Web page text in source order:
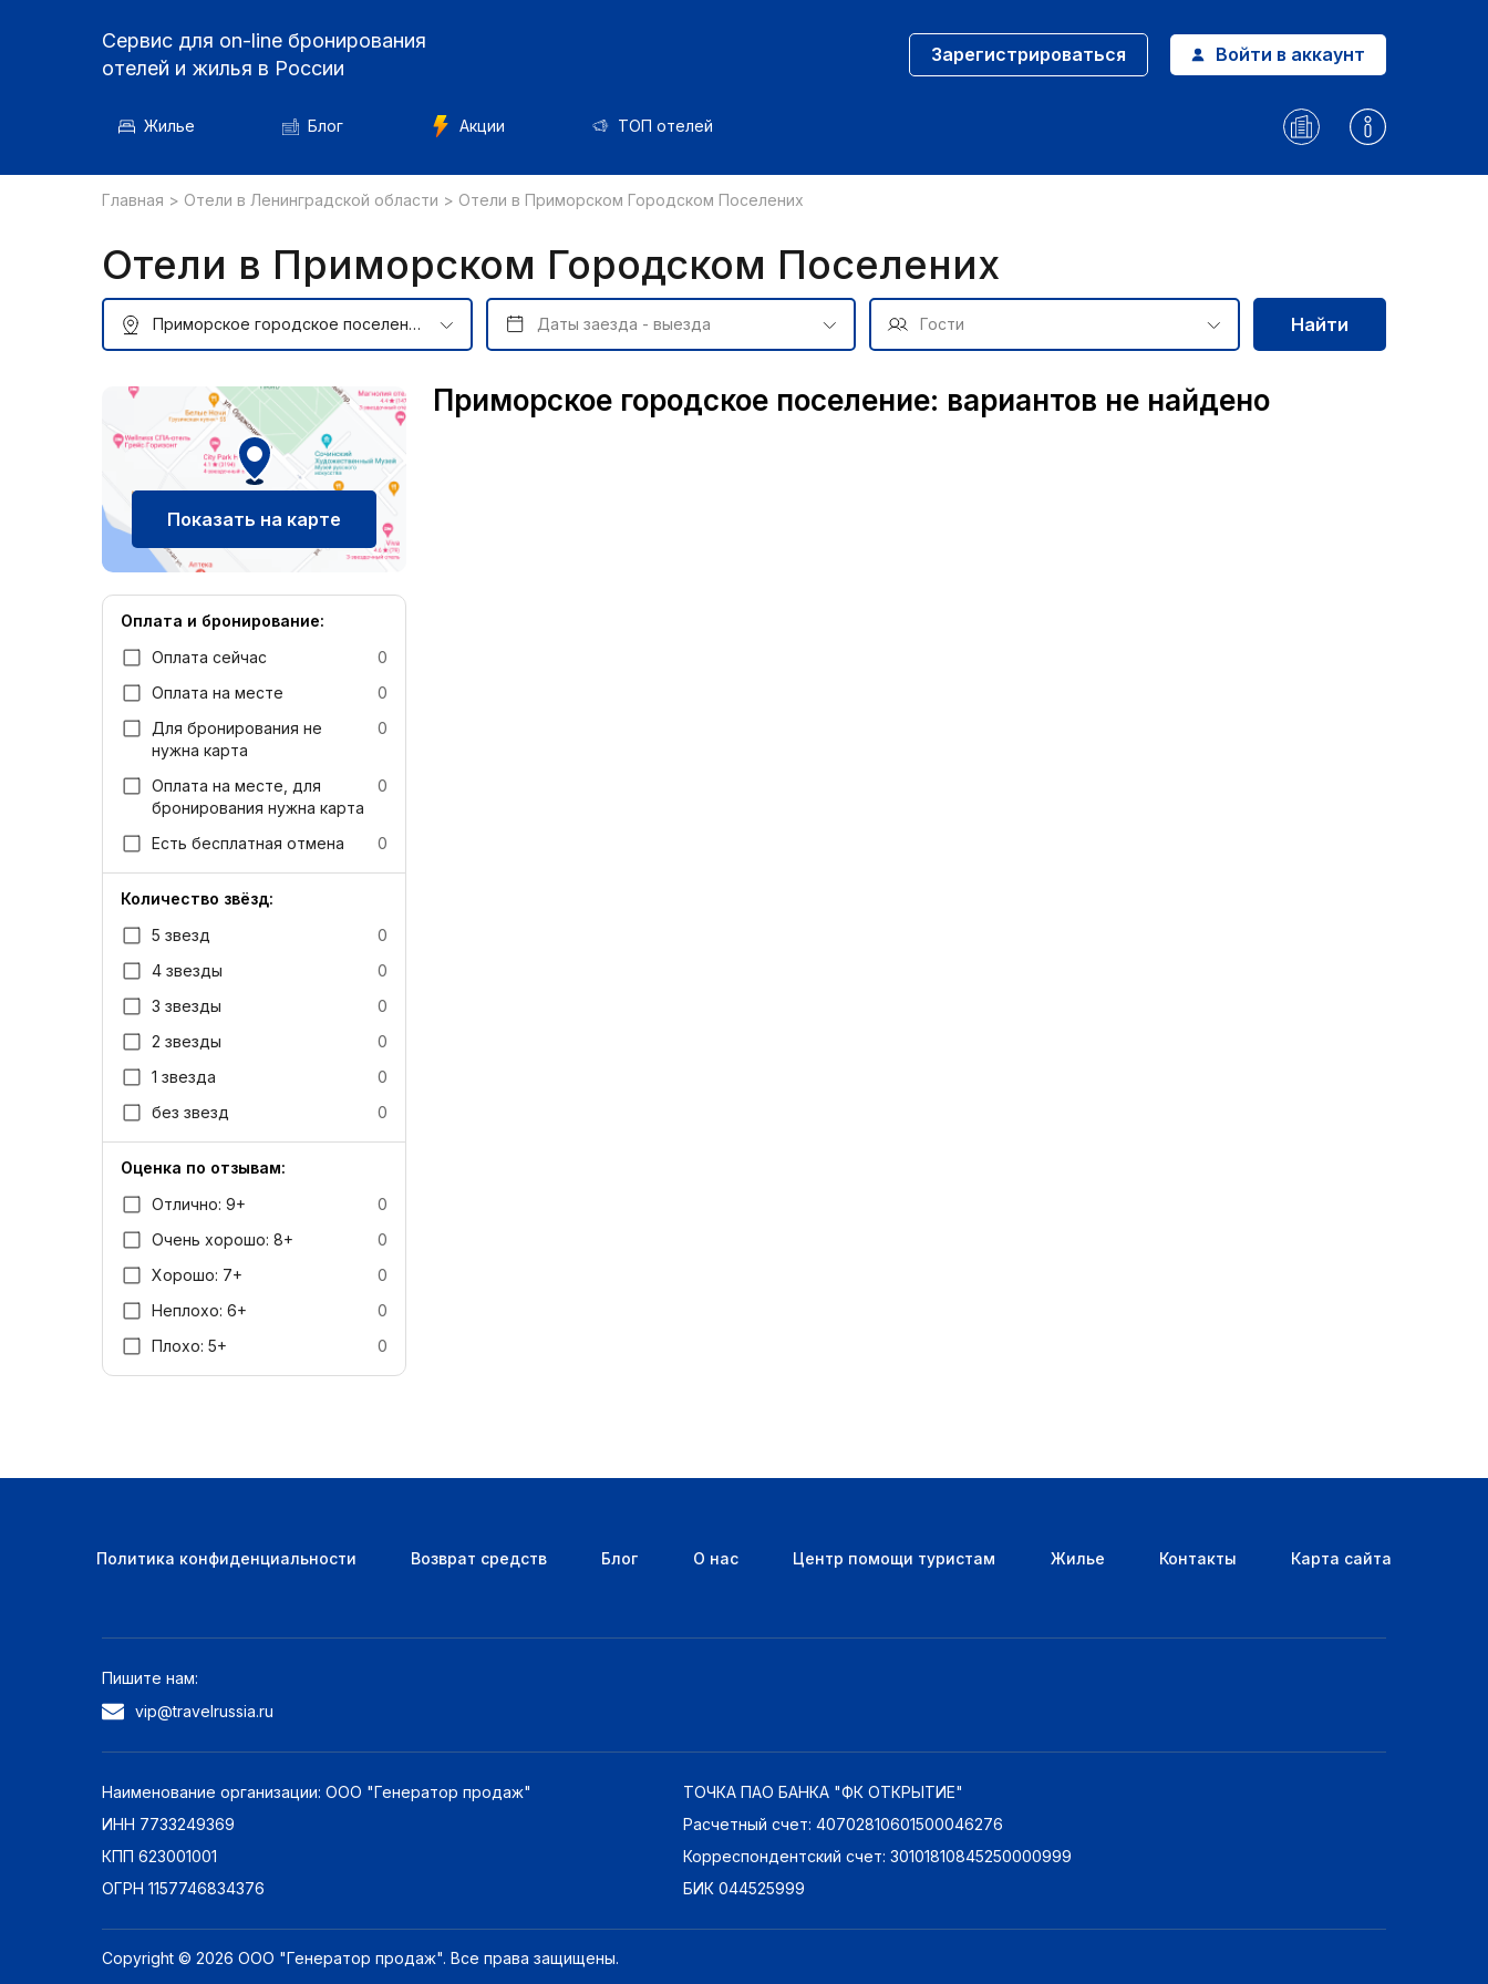
Сервис для on-line бронирования
отелей и жилья в России
Зарегистрироваться Войти в аккаунт
Жилье Блог Акции ТОП отелей
Главная > Отели в Ленинградской области > Отели в Приморском Городском Поселених
Отели в Приморском Городском Поселених
Найти
Приморское городское поселение: вариантов не найдено
Показать на карте
Оплата и бронирование:
Оплата сейчас
0
Оплата на месте
0
Для бронирования не
нужна карта
0
Оплата на месте, для
бронирования нужна карта
0
Есть бесплатная отмена 0
Количество звёзд:
5 звезд
0
4 звезды
0
3 звезды
0
2 звезды
0
1 звезда
0
без звезд
0
Оценка по отзывам:
Отлично: 9+
0
Очень хорошо: 8+
0
Хорошо: 7+
0
Неплохо: 6+
0
Плохо: 5+
0
Политика конфиденциальности Возврат средств Блог О нас Центр помощи туристам Жилье Контакты Карта сайта
Пишите нам:
vip@travelrussia.ru
Наименование организации: ООО "Генератор продаж"
ИНН 7733249369
КПП 623001001
ОГРН 1157746834376
ТОЧКА ПАО БАНКА "ФК ОТКРЫТИЕ"
Расчетный счет: 40702810601500046276
Корреспондентский счет: 30101810845250000999
БИК 044525999
Copyright © 2026 ООО "Генератор продаж". Все права защищены.